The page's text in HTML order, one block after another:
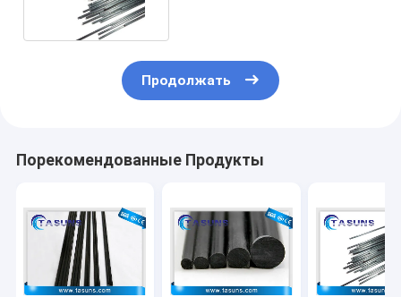
Продолжать
Порекомендованные Продукты